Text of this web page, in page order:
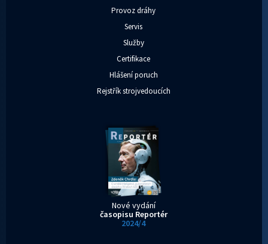
Provoz dráhy
Servis
Služby
Certifikace
Hlášení poruch
Rejstřík strojvedoucích
Nové vydání
časopisu Reportér
2024/4